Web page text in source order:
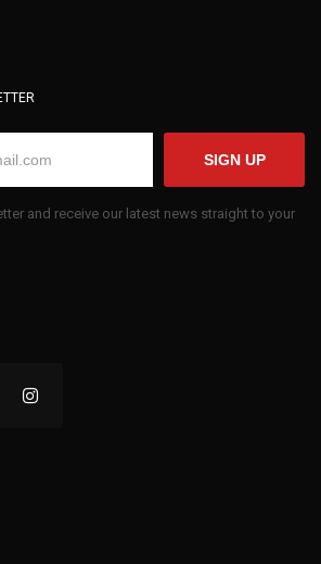
SIGN UP
and receive our latest news straight to your